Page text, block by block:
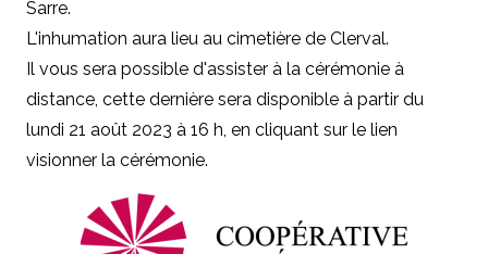
Sarre.
L'inhumation aura lieu au cimetière de Clerval.
Il vous sera possible d'assister à la cérémonie à
distance, cette dernière sera disponible à partir du
lundi 21 août 2023 à 16 h, en cliquant sur le lien
visionner la cérémonie.